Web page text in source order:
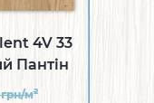
4V 33
Пантін
грн/м2